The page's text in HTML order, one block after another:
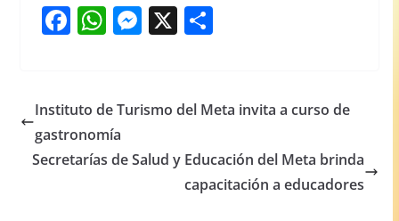
F
e
b
o
W
s
A
p
M
e
g
X S
e
Instituto de Turismo del Meta invita a curso de
gastronomía
Secretarías de Salud y Educación del Meta brinda
capacitación a educadores